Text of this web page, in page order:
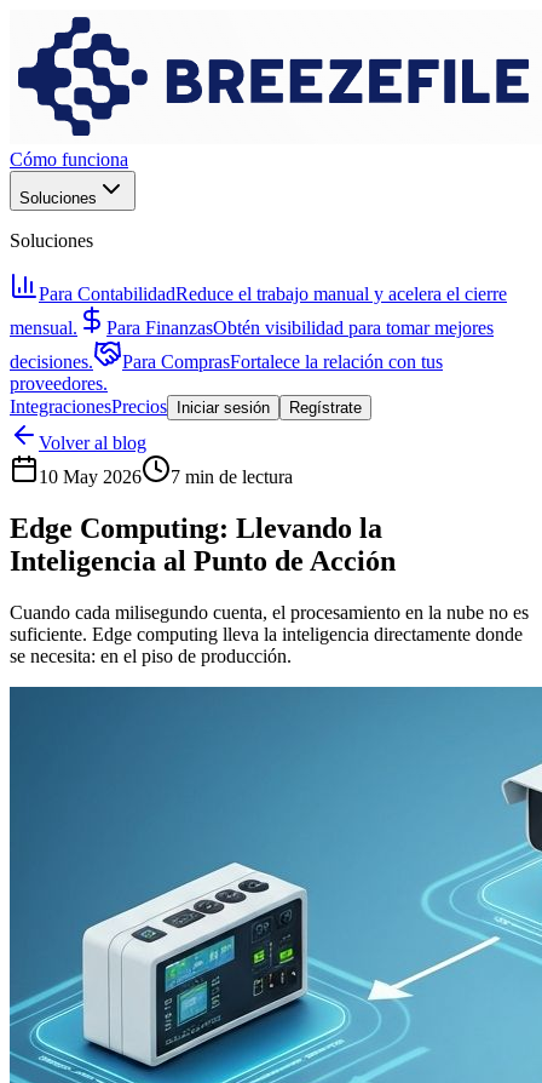
Cómo funciona
Soluciones
Soluciones
Para ContabilidadReduce el trabajo manual y acelera el cierre
mensual.
Para FinanzasObtén visibilidad para tomar mejores
decisiones.
Para ComprasFortalece la relación con tus
proveedores.
IntegracionesPrecios Iniciar sesión Regístrate
Volver al blog
10 May 2026
7 min de lectura
Edge Computing: Llevando la
Inteligencia al Punto de Acción
Cuando cada milisegundo cuenta, el procesamiento en la nube no es
suficiente. Edge computing lleva la inteligencia directamente donde
se necesita: en el piso de producción.